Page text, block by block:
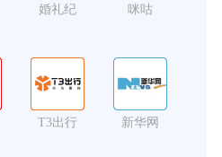
婚礼纪 咪咕
T3出行 新华网